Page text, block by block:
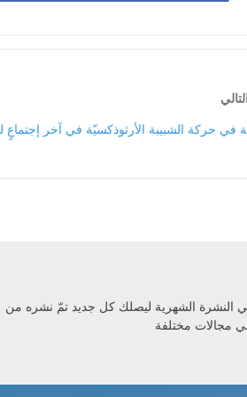
في حركة الشبيبة الأرثوذكسيّة في آخر إجتماعٍ
النشرة الشهرية ليصلك كل جديد تمّ نشره من
مجالات مختلفة